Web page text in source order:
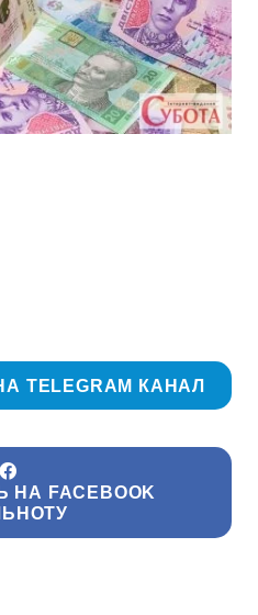
TELEGRAM КАНАЛ
НА FACEBOOK